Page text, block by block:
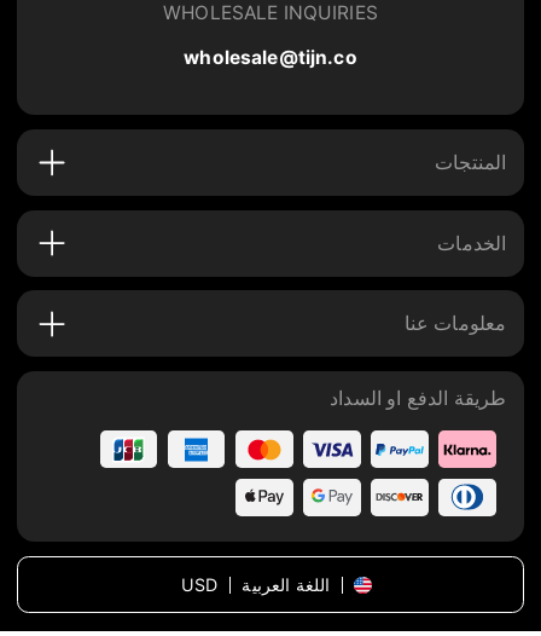
WHOLESALE INQUIRIES
wholesale@tijn.co
المنتجات
الخدمات
معلومات عنا
طريقة الدفع او السداد
اللغة العربية USD